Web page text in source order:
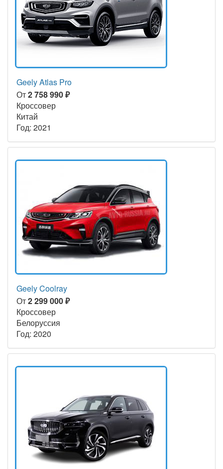
Geely Atlas Pro
От2 758 990 ₽
Кроссовер
Китай
Год: 2021
Geely Coolray
От2 299 000 ₽
Кроссовер
Белоруссия
Год: 2020